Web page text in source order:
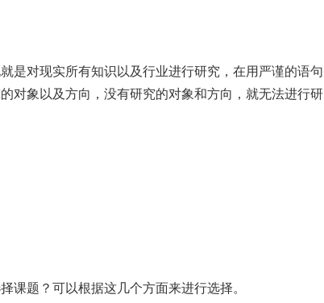
是对现实所有知识以及行业进行研究，在用严谨的语句
对象以及方向，没有研究的对象和方向，就无法进行研
课题？可以根据这几个方面来进行选择。